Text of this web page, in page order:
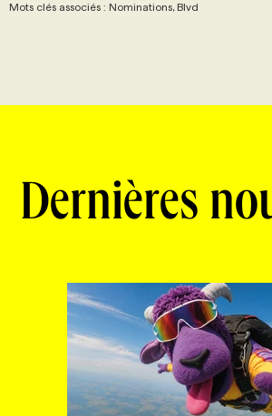
Mots clés associés : Nominations, Blvd
Dernières